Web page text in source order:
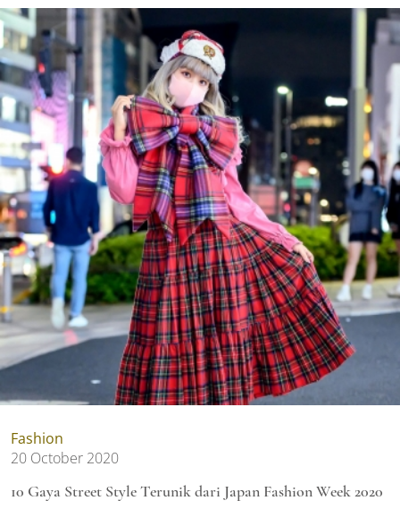
Fashion
20 October 2020
10 Gaya Street Style Terunik dari Japan Fashion Week 2020